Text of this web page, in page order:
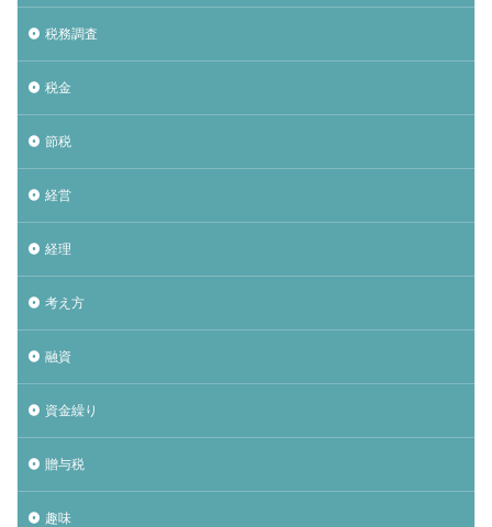
税務調査
税金
節税
経営
経理
考え方
融資
資金繰り
贈与税
趣味